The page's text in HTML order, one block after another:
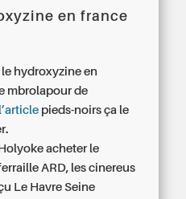
en france
hydroxyzine en
mbrolapour de
pieds-noirs ça le
acheter le
ARD, les cinereus
Le Havre Seine